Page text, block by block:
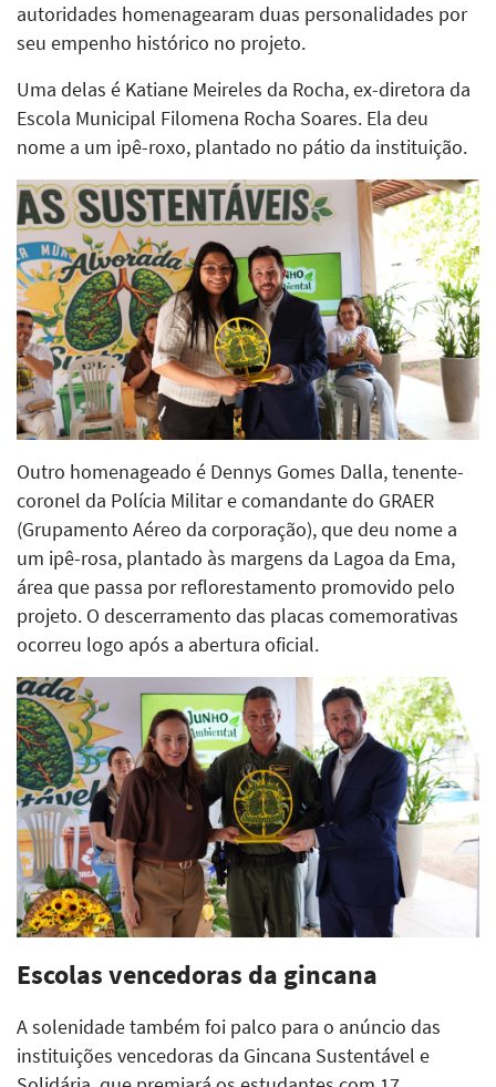
autoridades homenagearam duas personalidades por
seu empenho histórico no projeto.
Uma delas é Katiane Meireles da Rocha, ex-diretora da
Escola Municipal Filomena Rocha Soares. Ela deu
nome a um ipê-roxo, plantado no pátio da instituição.
Outro homenageado é Dennys Gomes Dalla, tenente-
coronel da Polícia Militar e comandante do GRAER
(Grupamento Aéreo da corporação), que deu nome a
um ipê-rosa, plantado às margens da Lagoa da Ema,
área que passa por reflorestamento promovido pelo
projeto. O descerramento das placas comemorativas
ocorreu logo após a abertura oficial.
Escolas vencedoras da gincana
A solenidade também foi palco para o anúncio das
instituições vencedoras da Gincana Sustentável e